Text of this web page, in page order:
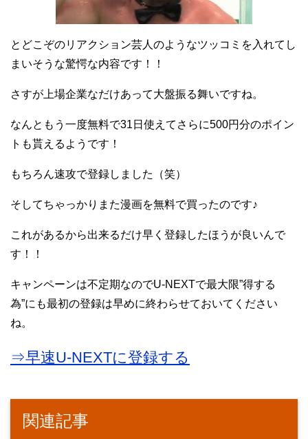
とどこぞのリアクション芸人のようなツッコミを入れてし
まいそうな驚愕な内容です！！
さすが上場企業なだけあって大盤振る舞いですね。
なんともう一度無料で31日使えてさらに500円分のポイン
トも貰えるようです！
もちろん速攻で登録しました（笑）
そしてちゃっかりまた漫画を無料で買ったのです♪
これがあるから出来るだけ早く登録したほうが良いんで
す！！
キャンペーンは不定期なのでU-NEXTで最大限”得する
為”にも最初の登録は早めに終わらせておいてください
ね。
⇒早速U-NEXTに登録する
関連記事